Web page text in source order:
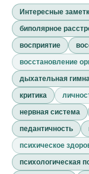
Интересные
биполярное
восприятие
восстановление
дыхательная
критика
нервная система
педантичность
психическое
психологическая